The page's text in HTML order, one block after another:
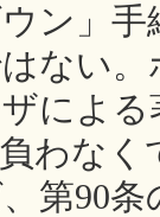
ン」
ない
によ
わな
第90